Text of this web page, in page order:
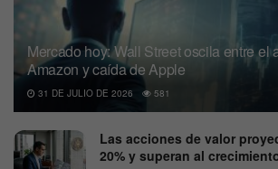
Mercado hoy: Wall Street oscila entre el
Amazon y caída de Apple
31 DE JULIO DE 2026 581
Las acciones de valor
20% y superan al